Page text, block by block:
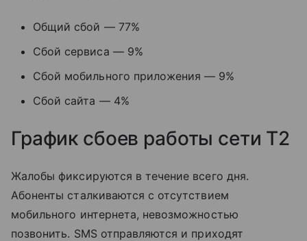
Общий сбой — 77%
Сбой сервиса — 9%
Сбой мобильного приложения — 9%
Сбой сайта — 4%
График сбоев работы сети T2
Жалобы фиксируются в течение всего дня.
Абоненты сталкиваются с отсутствием
мобильного интернета, невозможностью
позвонить. SMS отправляются и приходят